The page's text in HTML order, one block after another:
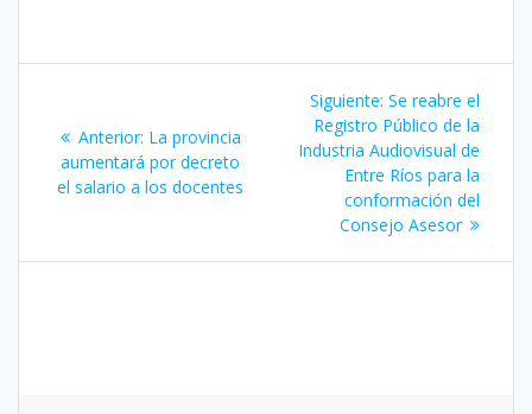
de
entradas
Anterior: Entrada
anterior:
La provincia
aumentará por decreto
el salario a los docentes
Siguiente: Siguiente
entrada:
Se reabre el
Registro Público de la
Industria Audiovisual de
Entre Ríos para la
conformación del
Consejo Asesor